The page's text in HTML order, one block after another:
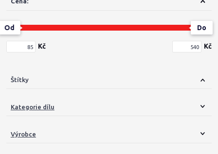
Kč
Od Do
Kč
Štítky
Kategorie dílu
Výrobce